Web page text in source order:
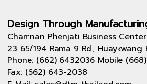
Design Through
Chamnan Phenjati Business
23 65/194 Rama 9 Rd., Huaykwang
Phone: (662) 6432036 Mobile
Fax: (662) 643-2038